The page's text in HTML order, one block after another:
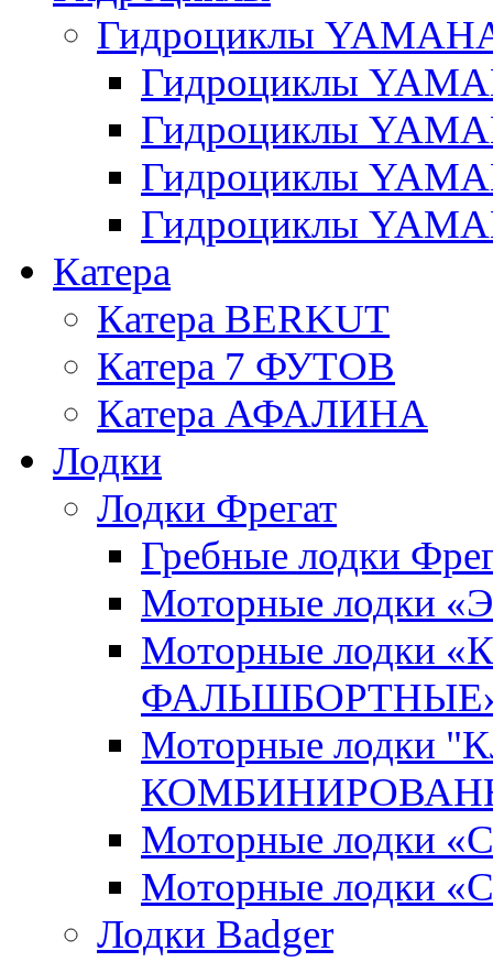
Гидроциклы
Гидроциклы
Гидроциклы
Гидроциклы
Гидроциклы
Катера
Катера BERKUT
Катера 7 ФУТОВ
Катера АФАЛИНА
Лодки
Лодки Фрегат
Гребные лодки
Моторные лодки
Моторные лодки
Моторные лодки
Моторные
Моторные лодки
Лодки Badger